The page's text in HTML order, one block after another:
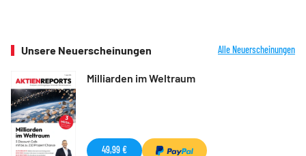
Unsere Neuerscheinungen Alle Neuerscheinungen
Milliarden im Weltraum
49,99 €